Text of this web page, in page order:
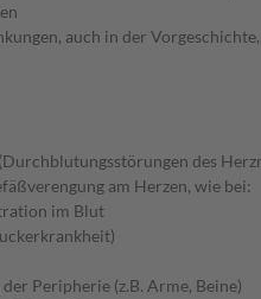
auch in der
des
am Herzen, wie bei:
im Blut
Peripherie (z.B. Arme, Beine)